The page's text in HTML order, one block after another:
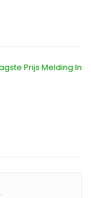
Prijs Melding In